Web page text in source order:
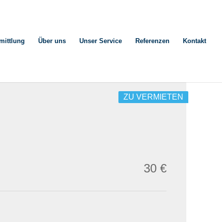
Über uns Unser Service Referenzen Kontakt
ZU VERMIETEN
30 €